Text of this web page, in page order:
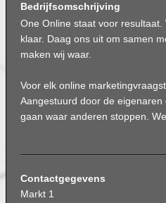
Bedrijfsomschrijving
One Online staat voor
klaar. Daag ons uit om samen
maken wij waar.
Voor elk online
Aangestuurd door de
gaan waar anderen stoppen.
Contactgegevens
Markt 1